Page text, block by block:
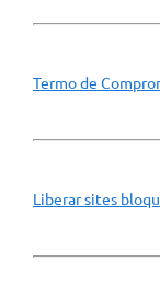
Termo de
Liberar sites